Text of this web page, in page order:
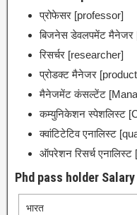
प्रोफेसर [professor]
बिजनेस डेवलपमेंट मैनेजर
रिसर्चर [researcher]
प्रोडक्ट मैनेजर
मैनेजमेंट कंसल्टेंट
कम्युनिकेशन स्पेशलिस्ट
क्वांटिटेटिव एनालिस्ट
ऑपरेशन रिसर्च
Phd pass holder
भारत